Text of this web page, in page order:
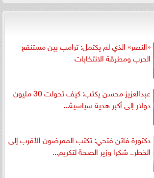
«النصر» الذي لم يكتمل: ترامب بين مستنقع
الحرب ومطرقة الانتخابات
عبدالعزيز محسن يكتب: كيف تحولت 30 مليون
دولار إلى أكبر هدية سياسية...
دكتورة فاتن فتحي: تكتب الممرضون الأقرب إلى
الخطر.. شكرا وزير الصحة لتكريم...